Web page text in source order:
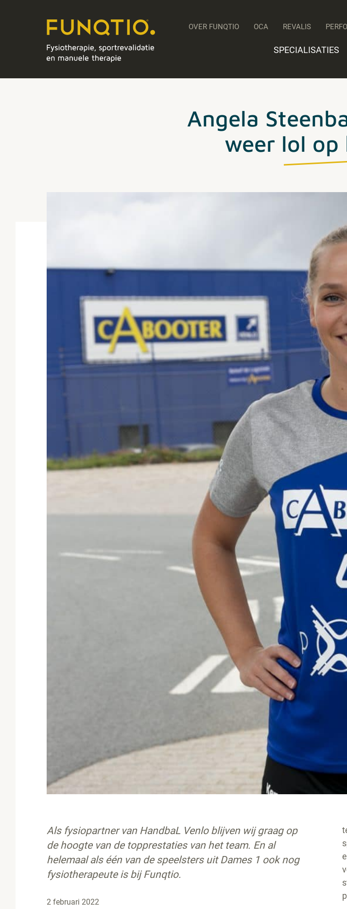
OVER FUNQTIO OCA REVALIS
SPECIALISATIES
Angela
weer lol op
Als fysiopartner van HandbaL Venlo blijven wij graag op
de hoogte van de topprestaties van het team. En al
helemaal als één van de speelsters uit Dames 1 ook nog
fysiotherapeute is bij Funqtio.
2 februari 2022